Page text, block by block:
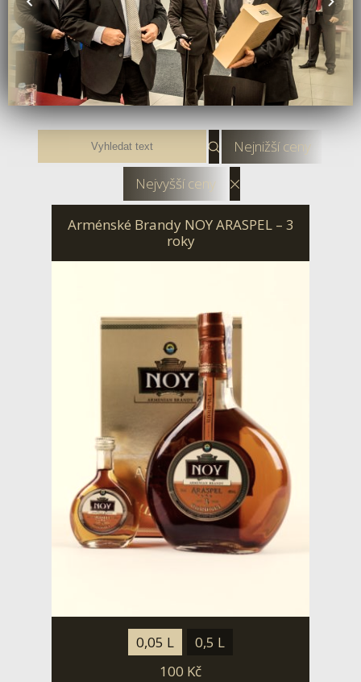
Nejnižší ceny
Nejvyšší ceny
Arménské Brandy NOY ARASPEL – 3
roky
0,05 L
0,5 L
100 Kč